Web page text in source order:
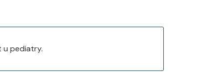
u pediatry.